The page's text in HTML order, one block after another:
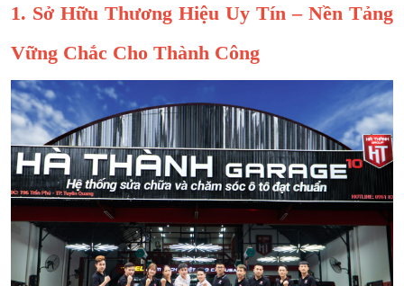
1. Sở Hữu Thương Hiệu Uy Tín – Nền Tảng
Vững Chắc Cho Thành Công